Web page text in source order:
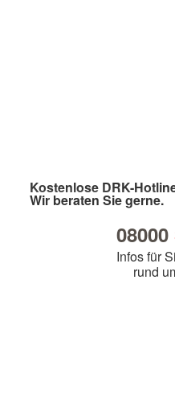
Kostenlose DRK-
Wir beraten Sie gerne.
08000
Infos für
rund